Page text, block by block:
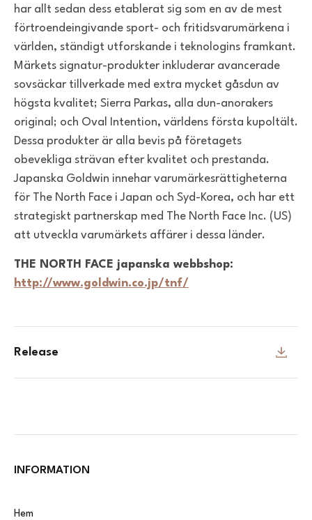
har allt sedan dess etablerat sig som en av de mest
förtroendeingivande sport- och fritidsvarumärkena i
världen, ständigt utforskande i teknologins framkant.
Märkets signatur-produkter inkluderar avancerade
sovsäckar tillverkade med extra mycket gåsdun av
högsta kvalitet; Sierra Parkas, alla dun-anorakers
original; och Oval Intention, världens första kupoltält.
Dessa produkter är alla bevis på företagets
obevekliga strävan efter kvalitet och prestanda.
Japanska Goldwin innehar varumärkesrättigheterna
för The North Face i Japan och Syd-Korea, och har ett
strategiskt partnerskap med The North Face Inc. (US)
att utveckla varumärkets affärer i dessa länder.
THE NORTH FACE japanska webbshop:
http://www.goldwin.co.jp/tnf/
Release
INFORMATION
Hem